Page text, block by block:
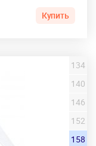
Купить
134
140
146
152
158